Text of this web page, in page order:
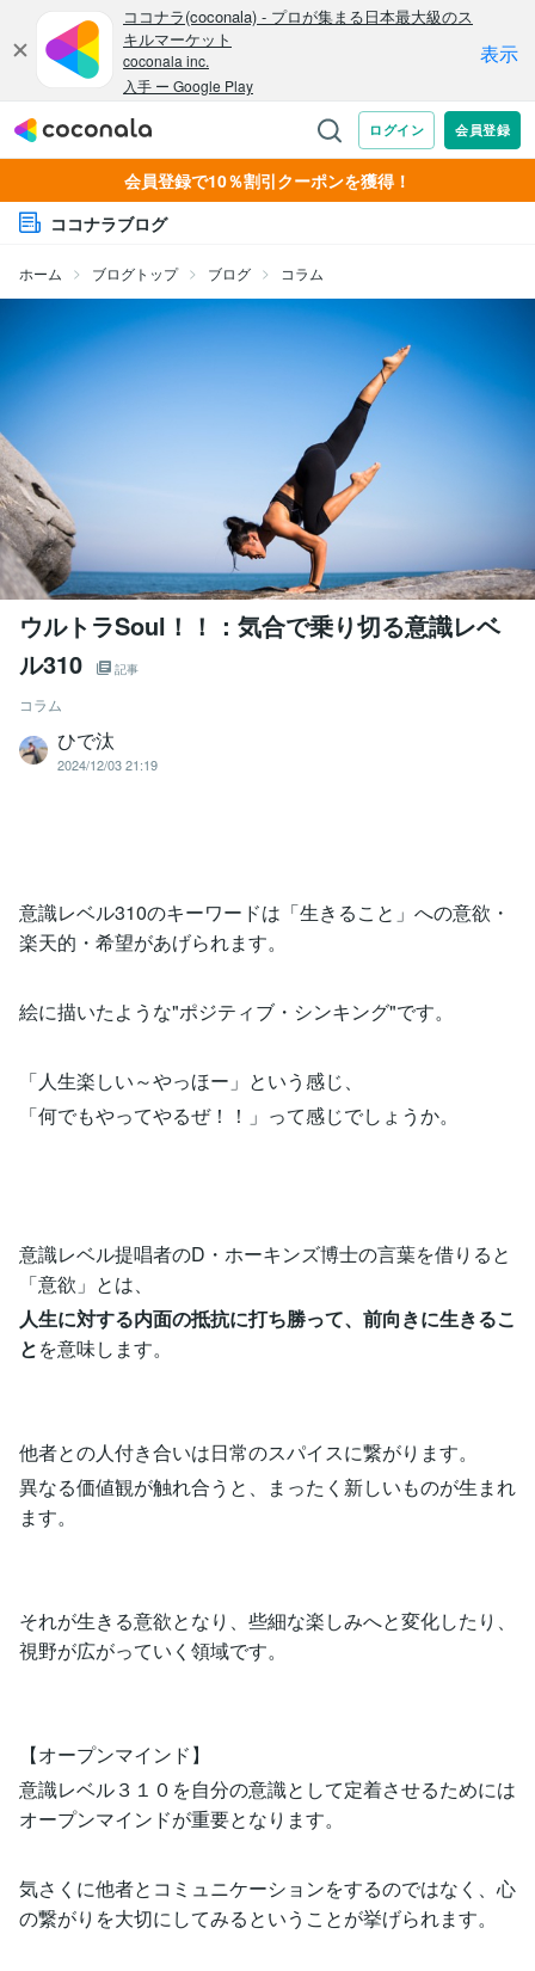
会員登録で10％割引クーポンを獲得！
ココナラブログ
ホーム ブログトップ ブログ コラム
ウルトラSoul！！：気合で乗り切る意識レベ
ル310
記事
コラム
ひで汰
2024/12/03 21:19
意識レベル310のキーワードは「生きること」への意欲・
楽天的・希望があげられます。
絵に描いたような"ポジティブ・シンキング"です。
「人生楽しい～やっほー」という感じ、
「何でもやってやるぜ！！」って感じでしょうか。
意識レベル提唱者のD・ホーキンズ博士の言葉を借りると
「意欲」とは、
人生に対する内面の抵抗に打ち勝って、前向きに生きるこ
とを意味します。
他者との人付き合いは日常のスパイスに繋がります。
異なる価値観が触れ合うと、まったく新しいものが生まれ
ます。
それが生きる意欲となり、些細な楽しみへと変化したり、
視野が広がっていく領域です。
【オープンマインド】
意識レベル３１０を自分の意識として定着させるためには
オープンマインドが重要となります。
気さくに他者とコミュニケーションをするのではなく、心
の繋がりを大切にしてみるということが挙げられます。